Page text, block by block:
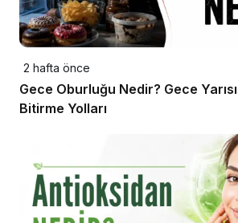
2 hafta önce
Gece Oburluğu Nedir? Gece
Bitirme Yolları